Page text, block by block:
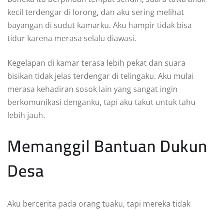
kecil terdengar di lorong, dan aku sering melihat
bayangan di sudut kamarku. Aku hampir tidak bisa
tidur karena merasa selalu diawasi.
Kegelapan di kamar terasa lebih pekat dan suara
bisikan tidak jelas terdengar di telingaku. Aku mulai
merasa kehadiran sosok lain yang sangat ingin
berkomunikasi denganku, tapi aku takut untuk tahu
lebih jauh.
Memanggil Bantuan Dukun
Desa
Aku bercerita pada orang tuaku, tapi mereka tidak